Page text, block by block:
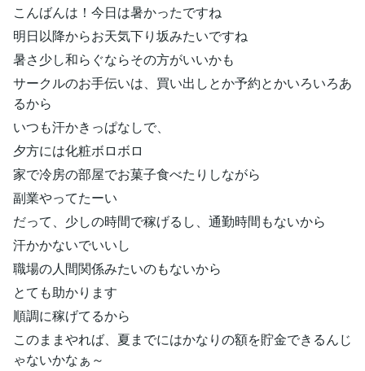
こんばんは！今日は暑かったですね
明日以降からお天気下り坂みたいですね
暑さ少し和らぐならその方がいいかも
サークルのお手伝いは、買い出しとか予約とかいろいろあ
るから
いつも汗かきっぱなしで、
夕方には化粧ボロボロ
家で冷房の部屋でお菓子食べたりしながら
副業やってたーい
だって、少しの時間で稼げるし、通勤時間もないから
汗かかないでいいし
職場の人間関係みたいのもないから
とても助かります
順調に稼げてるから
このままやれば、夏までにはかなりの額を貯金できるんじ
ゃないかなぁ～